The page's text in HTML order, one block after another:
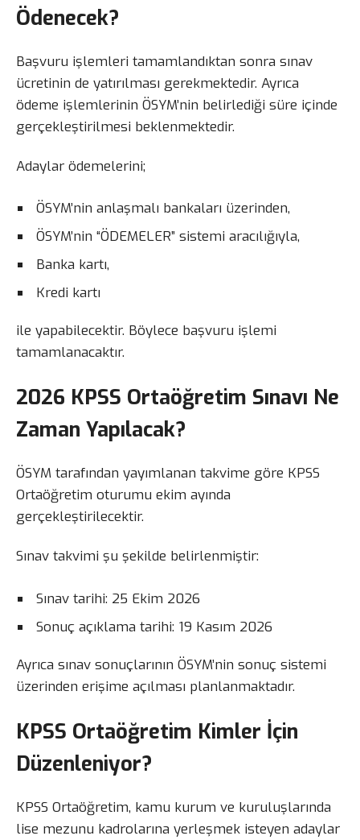
Ödenecek?
Başvuru işlemleri tamamlandıktan sonra sınav
ücretinin de yatırılması gerekmektedir. Ayrıca
ödeme işlemlerinin ÖSYM’nin belirlediği süre içinde
gerçekleştirilmesi beklenmektedir.
Adaylar ödemelerini;
ÖSYM’nin anlaşmalı bankaları üzerinden,
ÖSYM’nin “ÖDEMELER” sistemi aracılığıyla,
Banka kartı,
Kredi kartı
ile yapabilecektir. Böylece başvuru işlemi
tamamlanacaktır.
2026 KPSS Ortaöğretim Sınavı Ne
Zaman Yapılacak?
ÖSYM tarafından yayımlanan takvime göre KPSS
Ortaöğretim oturumu ekim ayında
gerçekleştirilecektir.
Sınav takvimi şu şekilde belirlenmiştir:
Sınav tarihi: 25 Ekim 2026
Sonuç açıklama tarihi: 19 Kasım 2026
Ayrıca sınav sonuçlarının ÖSYM’nin sonuç sistemi
üzerinden erişime açılması planlanmaktadır.
KPSS Ortaöğretim Kimler İçin
Düzenleniyor?
KPSS Ortaöğretim, kamu kurum ve kuruluşlarında
lise mezunu kadrolarına yerleşmek isteyen adaylar